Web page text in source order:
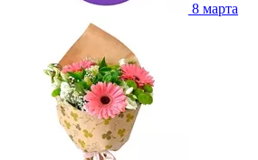
8 марта